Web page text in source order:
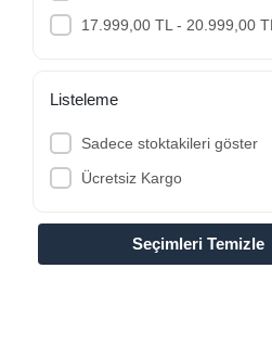
17.999,00 TL - 20.999,00 TL
Listeleme
Sadece stoktakileri göster
Ücretsiz Kargo
Seçimleri Temizle